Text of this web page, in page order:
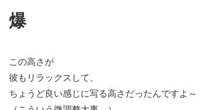
爆
この高さが
彼もリラックスして、
ちょうど良い感じに写る高さだったんですよ～